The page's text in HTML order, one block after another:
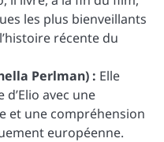
les plus bienveillants
récente du
Perlman) : Elle
avec une
et une compréhension
européenne.